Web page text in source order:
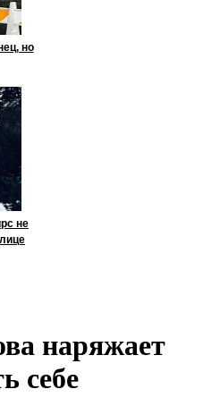
но
не
наряжает
себе